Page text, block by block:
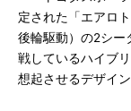
定された「エアロ
後輪駆動）の2シー
戦しているハイブ
想起させるデザイン